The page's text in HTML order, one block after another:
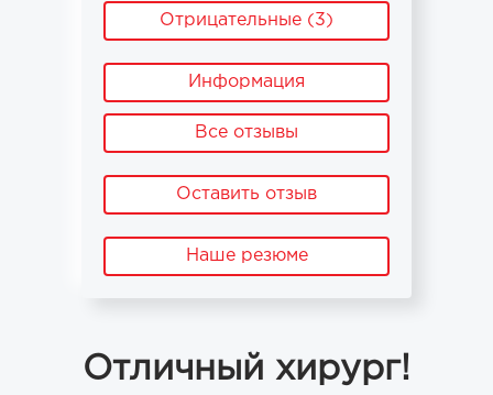
Отрицательные (3)
Информация
Все отзывы
Оставить отзыв
Наше резюме
Отличный хирург!